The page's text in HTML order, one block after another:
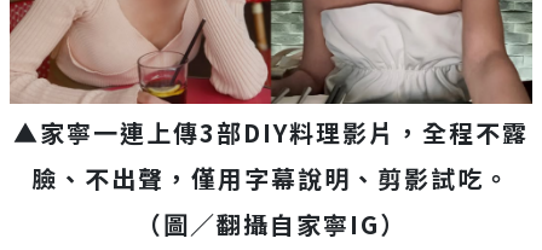
▲家寧一連上傳3部DIY料理影片，全程不露
臉、不出聲，僅用字幕說明、剪影試吃。
（圖／翻攝自家寧IG）